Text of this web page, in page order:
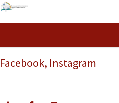
Instagram